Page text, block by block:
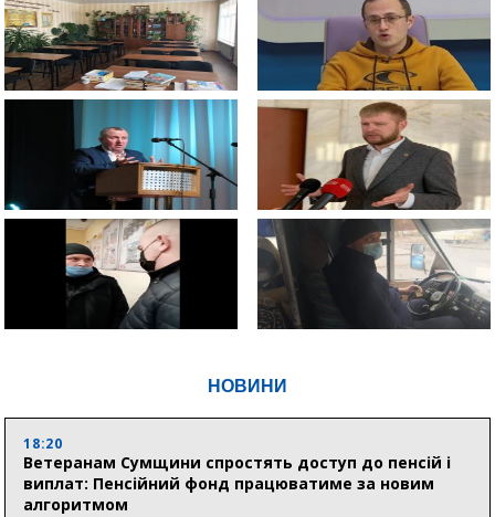
НОВИНИ
18:20
Ветеранам Сумщини спростять доступ до пенсій і
виплат: Пенсійний фонд працюватиме за новим
алгоритмом